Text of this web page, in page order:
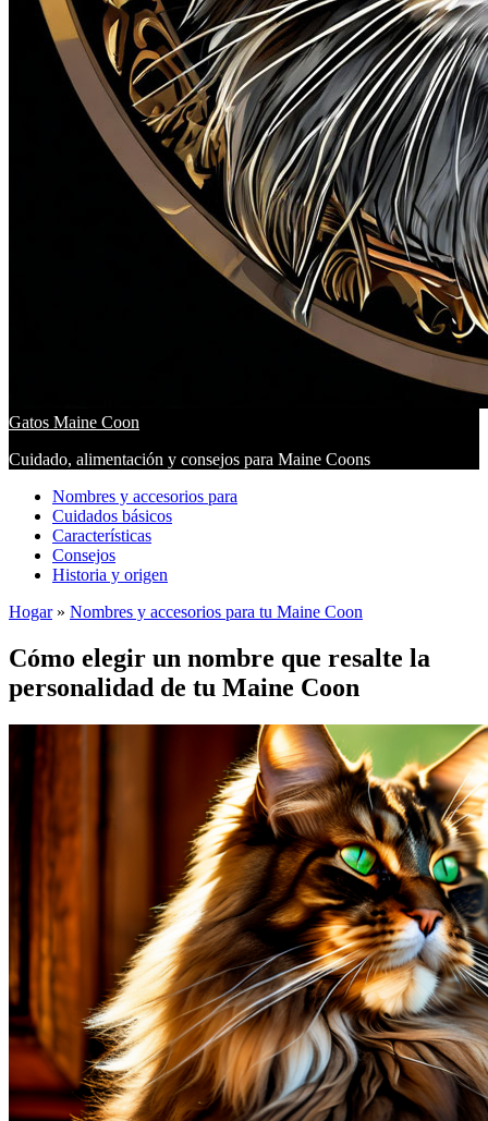
Gatos Maine Coon
Cuidado, alimentación y consejos para Maine Coons
Nombres y accesorios para
Cuidados básicos
Características
Consejos
Historia y origen
Hogar» Nombres y accesorios para tu Maine Coon
Cómo elegir un nombre que resalte la
personalidad de tu Maine Coon